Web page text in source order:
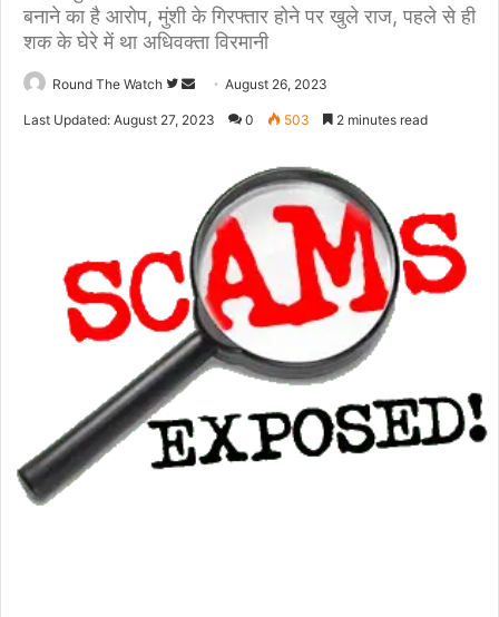
बनाने का है आरोप, मुंशी के गिरफ्तार होने पर खुले राज, पहले से ही
शक के घेरे में था अधिवक्ता विरमानी
Round The Watch
Follow
SendAugust 26, 2023
Last Updated: August 27, 2023 0 503 2 minutes read